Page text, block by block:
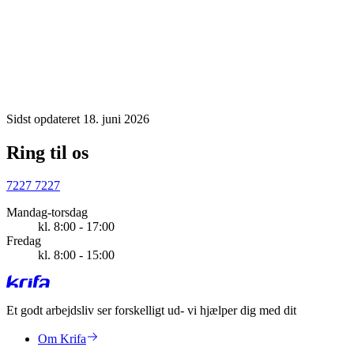
Sidst opdateret 18. juni 2026
Ring til os
7227 7227
Mandag-torsdag
kl. 8:00 - 17:00
Fredag
kl. 8:00 - 15:00
Et godt arbejdsliv ser forskelligt ud- vi hjælper dig med dit
Om Krifa